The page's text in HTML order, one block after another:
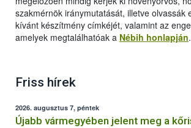
szakmérnök iránymutatását, illetve olvassák
kívánt készítmény címkéjét, valamint az
amelyek megtalálhatóak a Nébih honlapján.
Friss hírek
2026. augusztus 7, péntek
Újabb vármegyében jelent meg a